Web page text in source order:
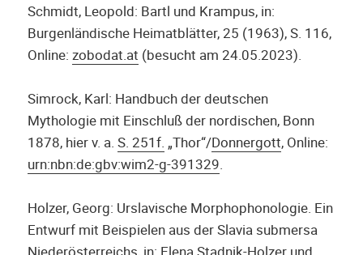
Schmidt, Leopold: Bartl und Krampus, in:
Burgenländische Heimatblätter, 25 (1963), S. 116,
Online:zobodat.at (besucht am 24.05.2023).
Simrock, Karl: Handbuch der deutschen
Mythologie mit Einschluß der nordischen, Bonn
1878, hier v. a.S. 251f. „Thor“/Donnergott, Online:
urn:nbn:de:gbv:wim2-g-391329.
Holzer, Georg: Urslavische Morphophonologie. Ein
Entwurf mit Beispielen aus der Slavia submersa